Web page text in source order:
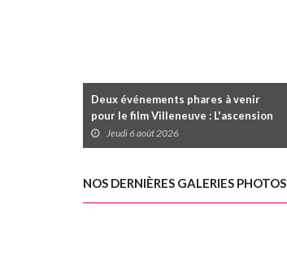
Deux événements phares à venir
pour le film Villeneuve : L'ascension
d'une légende (+ vidéo)
Jeudi 6 août 2026
NOS DERNIÈRES GALERIES PHOTOS